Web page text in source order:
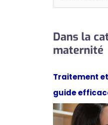
Dans la
maternité
Traitement
guide